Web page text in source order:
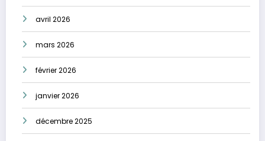
avril 2026
mars 2026
février 2026
janvier 2026
décembre 2025